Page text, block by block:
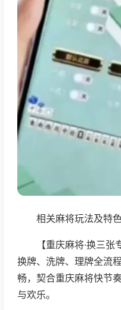
相关麻将玩法及特
【重庆麻将·换三
换牌、洗牌、理牌全流
畅，契合重庆麻将快节
与欢乐。